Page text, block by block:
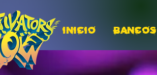
INICIO BANCOS